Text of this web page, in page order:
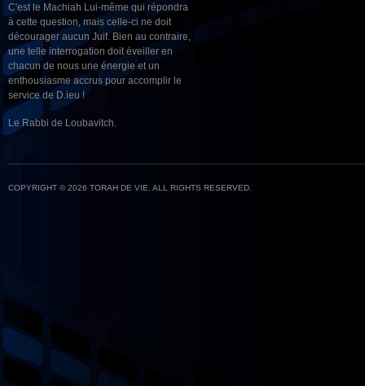
C'est le Machiah Lui-même qui répondra
à cette question, mais celle-ci ne doit
décourager aucun Juif. Bien au contraire,
une telle interrogation doit éveiller en
chacun de nous une énergie et un
enthousiasme accrus pour accomplir le
service de D.ieu !
Le Rabbi de Loubavitch.
COPYRIGHT © 2026 TORAH DE VIE. ALL RIGHTS RESERVED.